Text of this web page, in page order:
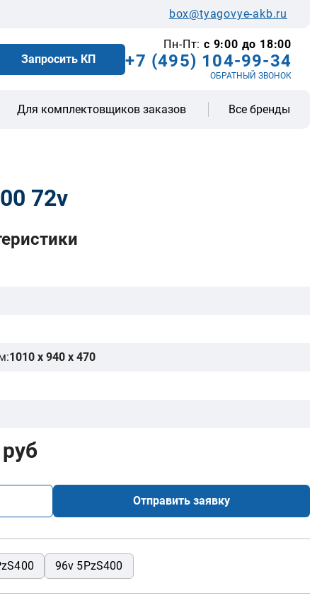
box@tyagovye-akb.ru
Запросить КП
Пн-Пт: с 9:00 до 18:00
+7 (495) 104-99-34
ОБРАТНЫЙ ЗВОНОК
Для комплектовщиков заказов Все бренды
72v
1010 x 940 x 470
Отправить заявку
96v 5PzS400